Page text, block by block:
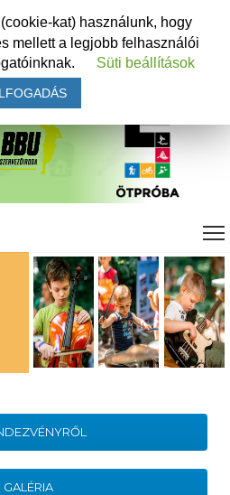
GALÉRIA
kat) használunk, hogy
mellett a legjobb felhasználói
Süti beállítások